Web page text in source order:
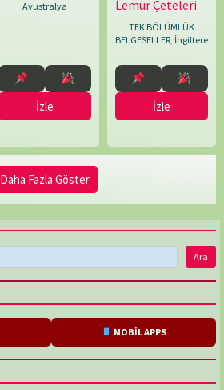
Avustralya
İzle
Lemur Çeteleri
TEK BÖLÜMLÜK
BELGESELLER, İngiltere
Matthew
Clements
İzle
Daha Fazla Göster
Ara
MOBİL APPS